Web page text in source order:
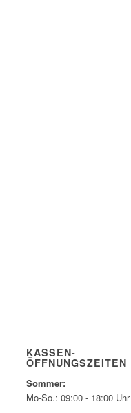
KASSEN-
ÖFFNUNGSZEITEN
Sommer:
Mo-So.: 09:00 - 18:00 Uhr